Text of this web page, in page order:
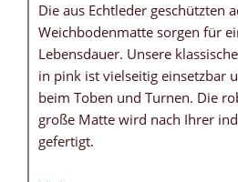
Die aus Echtleder geschützten
Weichbodenmatte sorgen für
Lebensdauer. Unsere
in pink ist vielseitig einsetzbar
beim Toben und Turnen. Die
große Matte wird nach Ihrer
gefertigt.